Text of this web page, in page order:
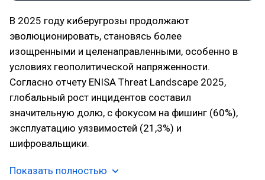
В 2025 году киберугрозы продолжают
эволюционировать, становясь более
изощренными и целенаправленными, особенно в
условиях геополитической напряженности.
Согласно отчету ENISA Threat Landscape 2025,
глобальный рост инцидентов составил
значительную долю, с фокусом на фишинг (60%),
эксплуатацию уязвимостей (21,3%) и
шифровальщики.
Показать полностью